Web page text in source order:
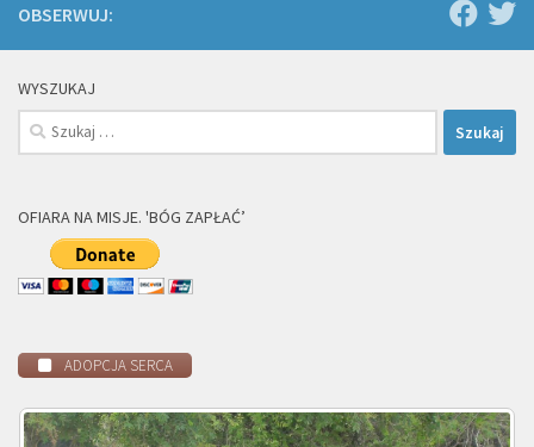
OBSERWUJ:
WYSZUKAJ
Szukaj:
OFIARA NA MISJE. 'BÓG ZAPŁAĆ’
ADOPCJA SERCA